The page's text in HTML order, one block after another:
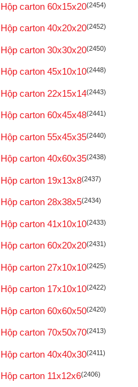
Hộp carton 60x15x20(2454)
Hộp carton 40x20x20(2452)
Hộp carton 30x30x20(2450)
Hộp carton 45x10x10(2448)
Hộp carton 22x15x14(2443)
Hộp carton 60x45x48(2441)
Hộp carton 55x45x35(2440)
Hộp carton 40x60x35(2438)
Hộp carton 19x13x8(2437)
Hộp carton 28x38x5(2434)
Hộp carton 41x10x10(2433)
Hộp carton 60x20x20(2431)
Hộp carton 27x10x10(2425)
Hộp carton 17x10x10(2422)
Hộp carton 60x60x50(2420)
Hộp carton 70x50x70(2413)
Hộp carton 40x40x30(2411)
Hộp carton 11x12x6(2406)